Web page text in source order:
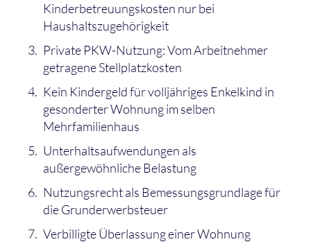
Kinderbetreuungskosten nur bei
Haushaltszugehörigkeit
Private PKW-Nutzung: Vom Arbeitnehmer
getragene Stellplatzkosten
Kein Kindergeld für volljähriges Enkelkind in
gesonderter Wohnung im selben
Mehrfamilienhaus
Unterhaltsaufwendungen als
außergewöhnliche Belastung
Nutzungsrecht als Bemessungsgrundlage für
die Grunderwerbsteuer
Verbilligte Überlassung einer Wohnung